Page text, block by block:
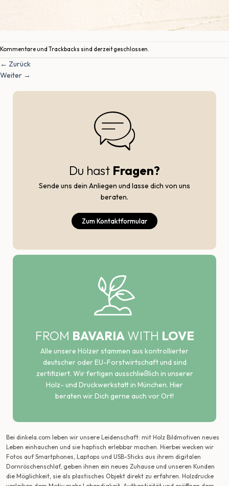
Kommentare und Trackbacks sind derzeit geschlossen.
← Zurück
Weiter →
Du hast Fragen?
Sende uns dein Anliegen und lasse dich von uns
beraten.
Zum Kontaktformular
FROM BAVARIA WITH LOVE
Alle unsere Hölzer stammen aus kontrollierter
deutscher oder EU-Forstwirtschaft und sind
zertifiziert. Wir fertigen ausschließlich in unserer
Holz- und Druckwerkstatt in München. Hier
beraten wir Dich gerne auch vor Ort!
Bei dinkela.com leben wir unsere Leidenschaft: mit Holz Bildmotiven neues
Leben einhauchen und sie haptisch erlebbar machen. Hierbei wecken wir
Fotos auf Smartphones, Laptops und USB-Sticks aus ihrem digitalen
Dornröschenschlaf, geben ihnen ein neues Zuhause und unseren Kunden
die Möglichkeit, sie als plastisches Objekt direkt zu erfahren. Holzdrucke